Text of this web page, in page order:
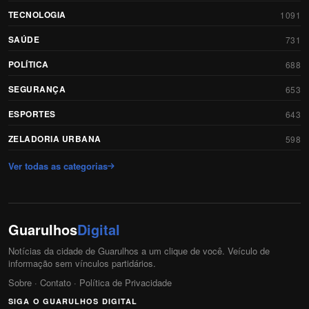
TECNOLOGIA 1091
SAÚDE 731
POLÍTICA 688
SEGURANÇA 653
ESPORTES 643
ZELADORIA URBANA 598
Ver todas as categorias
GuarulhosDigital
Notícias da cidade de Guarulhos a um clique de você. Veículo de
informação sem vínculos partidários.
Sobre · Contato · Política de Privacidade
SIGA O GUARULHOS DIGITAL